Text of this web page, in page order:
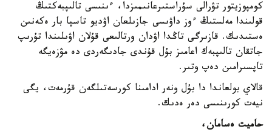
كومپوزيتور تۋرالى سۇراستىرعانىمىزدا، ءىنىسى تالىپبەكتىڭ
قولىندا مەلستىڭ ءوز داۋىسى جازىلعان اۋديو تاسپا بار ەكەنىن
ەستىدىك. قازىرگى تاڭدا اۋدان ورتالىعى قۇلان اۋىلىندا تۇرىپ
جاتقان تالىپبەك اعامىز بۇل قۇندى جادىگەردى دە مۋزەيگە
تاپسىرامىن دەپ وتىر.
قالاي بولعاندا دا بۇل ونەر ادامىنا كورسەتىلگەن قۇرمەت، يگى
نيەت كورىنىسى دەر ەدىك.
حاميت ەسامان،